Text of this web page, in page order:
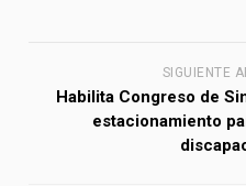
SIGUIENTE
Habilita Congreso de
estacionamiento